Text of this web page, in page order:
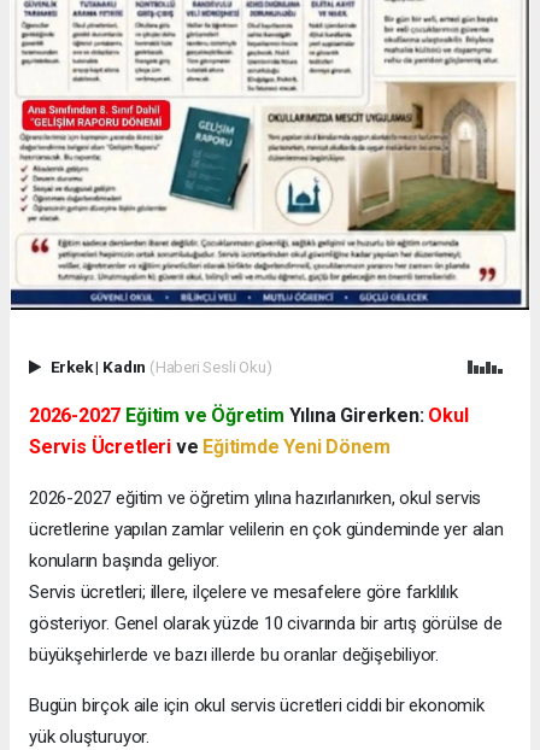
Erkek| Kadın (Haberi Sesli Oku)
2026-2027 Eğitim ve Öğretim Yılına Girerken: Okul
Servis Ücretleri ve Eğitimde Yeni Dönem
2026-2027 eğitim ve öğretim yılına hazırlanırken, okul servis
ücretlerine yapılan zamlar velilerin en çok gündeminde yer alan
konuların başında geliyor.
Servis ücretleri; illere, ilçelere ve mesafelere göre farklılık
gösteriyor. Genel olarak yüzde 10 civarında bir artış görülse de
büyükşehirlerde ve bazı illerde bu oranlar değişebiliyor.
Bugün birçok aile için okul servis ücretleri ciddi bir ekonomik
yük oluşturuyor.